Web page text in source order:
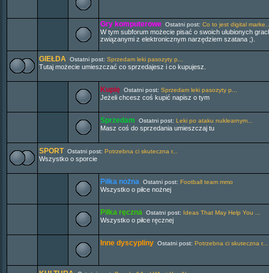
Gry komputerowe Ostatni post: Co to jest digital
W tym subforum możecie pisać o swoich ulubionych
związanymi z elektronicznym narzędziem szatana ;).
GIEŁDA Ostatni post: Sprzedam leki pasozyty p...
Tutaj możecie umieszczać co sprzedajesz i co kupujesz.
Kupię Ostatni post: Sprzedam leki pasozyty p...
Jeżeli chcesz coś kupić napisz o tym
Sprzedam Ostatni post: Leki po ataku nuklearnym...
Masz coś do sprzedania umieszczaj tu
SPORT Ostatni post: Potrzebna ci skuteczna r...
Wszystko o sporcie
Piłka nożna Ostatni post: Football team mmo
Wszystko o piłce nożnej
Piłka ręczna Ostatni post: Ideas That May Help You ...
Wszystko o piłce ręcznej
Inne dyscypliny Ostatni post: Potrzebna ci skuteczna r...